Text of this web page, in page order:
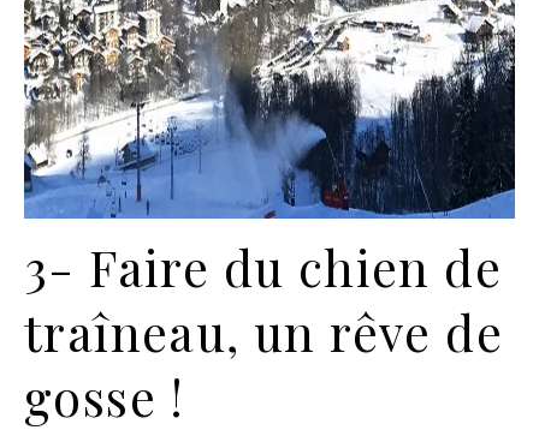
3- Faire du chien de
traîneau, un rêve de
gosse !